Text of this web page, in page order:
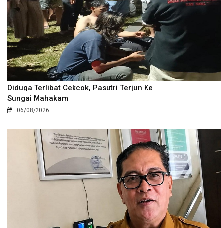
Diduga Terlibat Cekcok, Pasutri Terjun Ke
Sungai Mahakam
06/08/2026